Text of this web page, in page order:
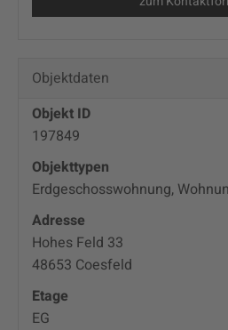
Objektdaten
Objekt ID
197849
Objekttypen
Erdgeschosswohnung,
Adresse
Hohes Feld 33
48653 Coesfeld
Etage
EG